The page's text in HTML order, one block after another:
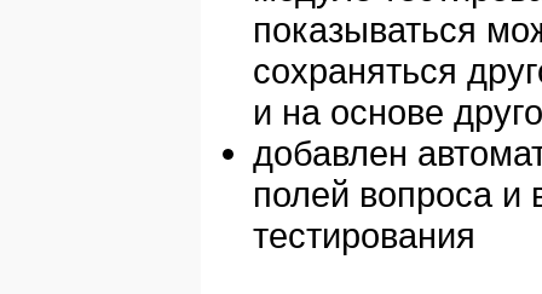
показываться
сохраняться
и на основе
добавлен
полей вопроса и
тестирования